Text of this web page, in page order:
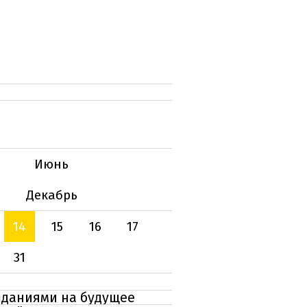
Июнь
Декабрь
14 15 16
17
31
на будущее